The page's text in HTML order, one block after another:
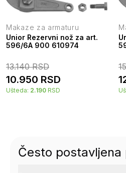
Makaze za armaturu
Unior Rezervni nož za art.
596/6A 900 610974
13.140 RSD
10.950 RSD
Ušteda: 2.190 RSD
Često postavljena